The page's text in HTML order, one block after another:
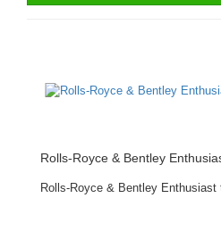
Rolls-Royce & Bentley
Rolls-Royce & Bentley